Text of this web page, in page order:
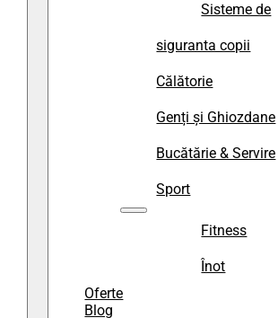
Sisteme de
siguranta copii
Călătorie
Genți și Ghiozdane
Bucătărie & Servire
Sport
Fitness
Înot
Oferte
Blog